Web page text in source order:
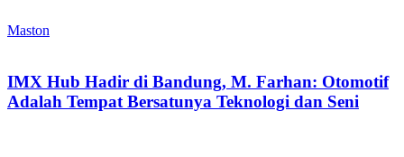
Maston
IMX Hub Hadir di Bandung, M. Farhan: Otomotif
Adalah Tempat Bersatunya Teknologi dan Seni